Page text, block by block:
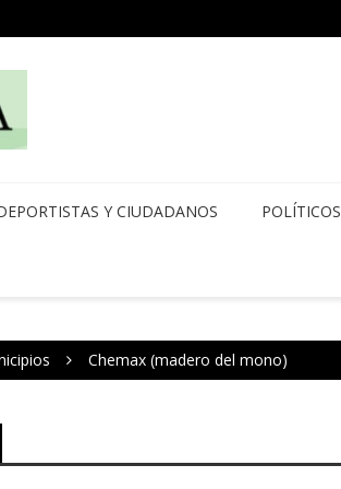
Y CIUDADANOS POLÍTICOS
Chemax (madero del mono)